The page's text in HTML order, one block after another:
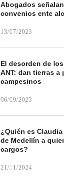
Abogados
convenios ente
13/07/2023
El desorden de
ANT: dan tierras a
campesinos
06/09/2023
¿Quién es
de Medellín a
cargos?
21/11/2024